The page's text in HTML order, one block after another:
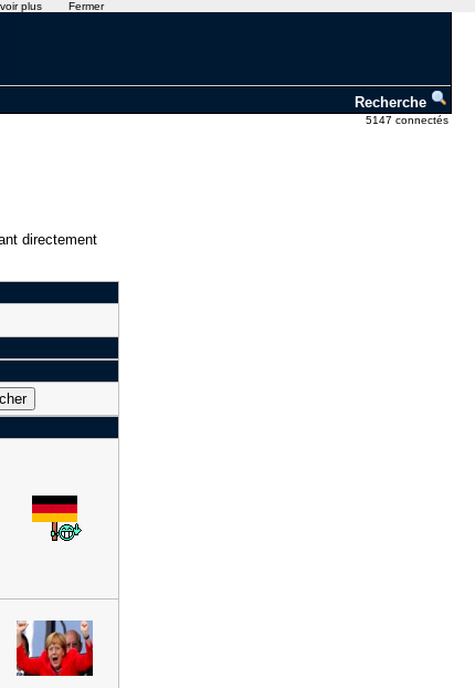
Recherche
5147 connectés
directement
plus Fermer